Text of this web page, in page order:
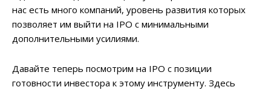
нас есть много компаний, уровень развития которых
позволяет им выйти на IPO с минимальными
дополнительными усилиями.
Давайте теперь посмотрим на IPO с позиции
готовности инвестора к этому инструменту. Здесь